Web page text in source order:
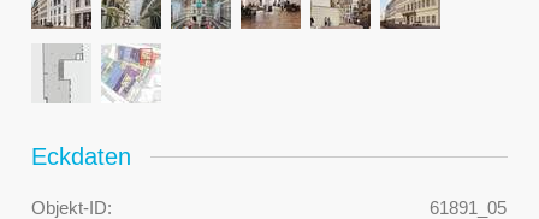
Eckdaten
Objekt-ID:
61891_05